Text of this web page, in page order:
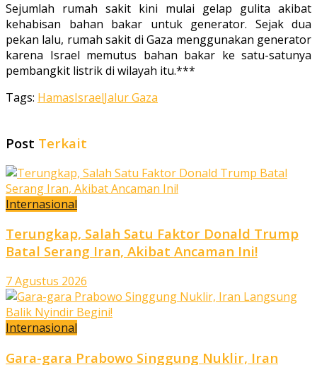
Sejumlah rumah sakit kini mulai gelap gulita akibat
kehabisan bahan bakar untuk generator. Sejak dua
pekan lalu, rumah sakit di Gaza menggunakan generator
karena Israel memutus bahan bakar ke satu-satunya
pembangkit listrik di wilayah itu.***
Tags: HamasIsraelJalur Gaza
Post Terkait
Internasional
Terungkap, Salah Satu Faktor Donald Trump
Batal Serang Iran, Akibat Ancaman Ini!
7 Agustus 2026
Internasional
Gara-gara Prabowo Singgung Nuklir, Iran